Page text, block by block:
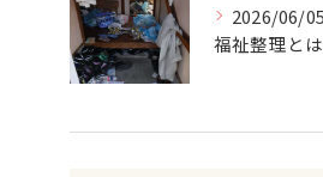
2026/06/05